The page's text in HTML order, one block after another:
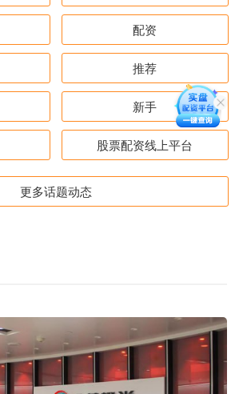
配资
推荐
新手
股票配资线上平台
更多话题动态